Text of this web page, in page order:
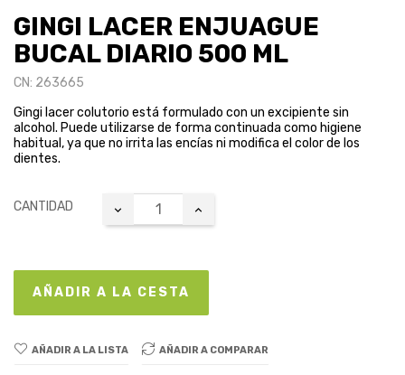
GINGI LACER ENJUAGUE
BUCAL DIARIO 500 ML
CN: 263665
Gingi lacer colutorio está formulado con un excipiente sin
alcohol. Puede utilizarse de forma continuada como higiene
habitual, ya que no irrita las encías ni modifica el color de los
dientes.
CANTIDAD
AÑADIR A LA CESTA
AÑADIR A LA LISTA AÑADIR A COMPARAR